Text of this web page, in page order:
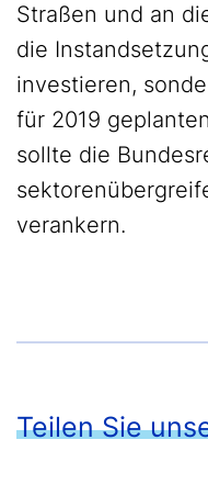
Straßen und an
die
investieren,
für 2019
sollte die
verankern.
Teilen Sie